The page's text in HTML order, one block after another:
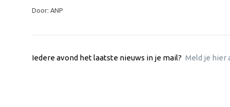
Door: ANP
Iedere avond het laatste nieuws in je mail? Meld je hier